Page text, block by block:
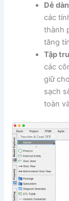
Dễ
các
thành
tăng
Tập
các
giữ
sạch
toàn